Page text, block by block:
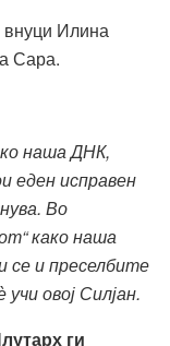
внуци Илина
Сара.
наша ДНК,
еден исправен
Во
како наша
се и преселбите
овој Силјан.
ги